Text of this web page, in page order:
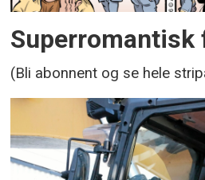
Superromantisk
(Bli abonnent og se hele